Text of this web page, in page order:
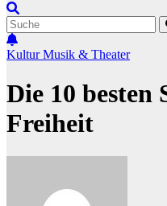
KulturMusik & Theater
Die 10 besten
Freiheit